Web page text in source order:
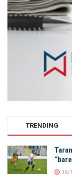
TRENDING
16/